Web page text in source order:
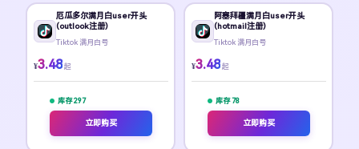
厄瓜多尔满月白user开头
(outlook注册)
Tiktok 满月白号
¥3.48 起
库存 297
立即购买
阿塞拜疆满月白user开头
(hotmail注册)
Tiktok 满月白号
¥3.48 起
库存 78
立即购买